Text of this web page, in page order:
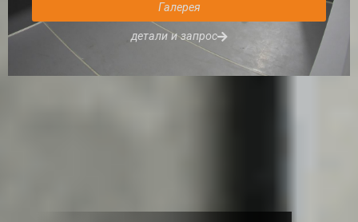
Галерея
детали и запрос